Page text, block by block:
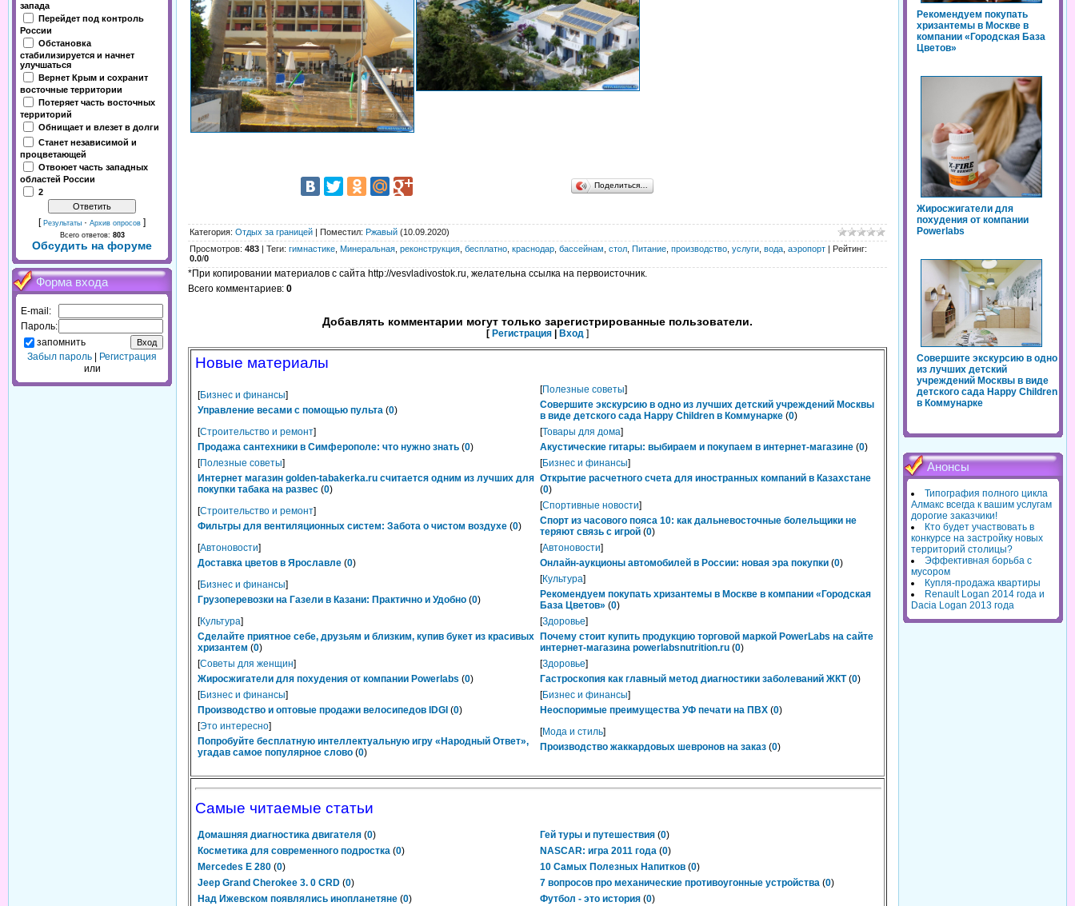
запада
Перейдет под контроль
России
Обстановка
стабилизируется и начнет
улучшаться
Вернет Крым и сохранит
восточные территории
Потеряет часть восточных
территорий
Обнищает и влезет в долги
Станет независимой и
процветающей
Отвоюет часть западных
областей России
2
[ Результаты · Архив опросов ]
Всего ответов: 803
Обсудить на форуме
Форма входа
E-mail:
Пароль:
запомнить
Забыл пароль
Регистрация
или
Поделиться…
Категория: Отдых за границей | Поместил: Ржавый (10.09.2020)
Просмотров: 483 | Теги: гимнастике Минеральная реконструкция бесплатно краснодар бассейнам стол Питание производство услуги вода аэропорт | Рейтинг:
0.0/0
*При копировании материалов с сайта http://vesvladivostok.ru, желательна ссылка на первоисточник.
Всего комментариев: 0
Добавлять комментарии могут только зарегистрированные пользователи.
[ Регистрация Вход ]
Новые материалы
[Бизнес и финансы]
Управление весами с помощью пульта (0)
[Полезные советы]
Совершите экскурсию в одно из лучших детский учреждений Москвы
в виде детского сада Happy Children в Коммунарке (0)
[Строительство и ремонт]
Продажа сантехники в Симферополе: что нужно знать (0)
[Товары для дома]
Акустические гитары: выбираем и покупаем в интернет-магазине (0)
[Полезные советы]
Интернет магазин golden-tabakerka.ru считается одним из лучших для
покупки табака на развес (0)
[Бизнес и финансы]
Открытие расчетного счета для иностранных компаний в Казахстане
(0)
[Строительство и ремонт]
Фильтры для вентиляционных систем: Забота о чистом воздухе (0)
[Спортивные новости]
Спорт из часового пояса 10: как дальневосточные болельщики не
теряют связь с игрой (0)
[Автоновости]
Доставка цветов в Ярославле (0)
[Автоновости]
Онлайн-аукционы автомобилей в России: новая эра покупки (0)
[Бизнес и финансы]
Грузоперевозки на Газели в Казани: Практично и Удобно (0)
[Культура]
Рекомендуем покупать хризантемы в Москве в компании «Городская
База Цветов» (0)
[Культура]
Сделайте приятное себе, друзьям и близким, купив букет из красивых
хризантем (0)
[Здоровье]
Почему стоит купить продукцию торговой маркой PowerLabs на сайте
интернет-магазина powerlabsnutrition.ru (0)
[Советы для женщин]
Жиросжигатели для похудения от компании Powerlabs (0)
[Здоровье]
Гастроскопия как главный метод диагностики заболеваний ЖКТ (0)
[Бизнес и финансы]
Производство и оптовые продажи велосипедов IDGI (0)
[Бизнес и финансы]
Неоспоримые преимущества УФ печати на ПВХ (0)
[Это интересно]
Попробуйте бесплатную интеллектуальную игру «Народный Ответ»,
угадав самое популярное слово (0)
[Мода и стиль]
Производство жаккардовых шевронов на заказ (0)
Самые читаемые статьи
Домашняя диагностика двигателя (0) Гей туры и путешествия (0)
Косметика для современного подростка (0) NASCAR: игра 2011 года (0)
Mercedes E 280 (0) 10 Самых Полезных Напитков (0)
Jeep Grand Cherokee 3. 0 CRD (0) 7 вопросов про механические противоугонные устройства (0)
Над Ижевском появлялись инопланетяне (0) Футбол - это история (0)
Рекомендуем покупать
хризантемы в Москве в
компании «Городская База
Цветов»
Жиросжигатели для
похудения от компании
Powerlabs
Совершите экскурсию в одно
из лучших детский
учреждений Москвы в виде
детского сада Happy Children
в Коммунарке
Анонсы
Типография полного цикла
Алмакс всегда к вашим услугам
дорогие заказчики!
Кто будет участвовать в
конкурсе на застройку новых
территорий столицы?
Эффективная борьба с
мусором
Купля-продажа квартиры
Renault Logan 2014 года и
Dacia Logan 2013 года